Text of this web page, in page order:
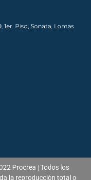
1er. Piso, Sonata, Lomas
Procrea | Todos los
la reproducción total o